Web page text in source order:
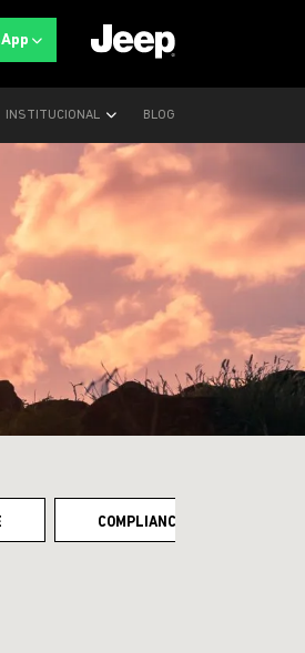
INSTITUCIONAL BLOG
COMPLIANCE